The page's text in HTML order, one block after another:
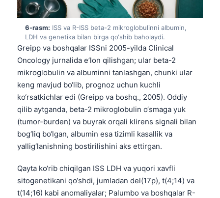
6-rasm: ISS va R-ISS beta-2 mikroglobulinni albumin,
LDH va genetika bilan birga qo‘shib baholaydi.
Greipp va boshqalar ISSni 2005-yilda Clinical
Oncology jurnalida e’lon qilishgan; ular beta-2
mikroglobulin va albuminni tanlashgan, chunki ular
keng mavjud bo‘lib, prognoz uchun kuchli
ko‘rsatkichlar edi (Greipp va boshq., 2005). Oddiy
qilib aytganda, beta-2 mikroglobulin o‘smaga yuk
(tumor-burden) va buyrak orqali klirens signali bilan
bog‘liq bo‘lgan, albumin esa tizimli kasallik va
yallig‘lanishning bostirilishini aks ettirgan.
Qayta ko‘rib chiqilgan ISS LDH va yuqori xavfli
sitogenetikani qo‘shdi, jumladan del(17p), t(4;14) va
t(14;16) kabi anomaliyalar; Palumbo va boshqalar R-
Монгол
ພາສາລາວ
Cebuano
ئۇيغۇرچە
Кыргызча
Татар теле
Беларуская мова
Esperanto
Frysk
Ślōnskŏ gŏdka
Norsk bokmål